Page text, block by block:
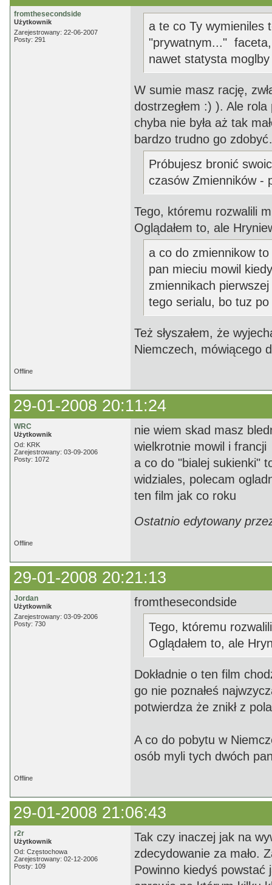
fromthesecondside
Użytkownik
Zarejestrowany: 22-06-2007
Posty: 291
a te co Ty wymieniles
"prywatnym..."
nawet statysta
W sumie masz rację,
dostrzegłem :) ). Ale rola
chyba nie była aż tak
bardzo trudno go
Próbujesz bronić
czasów Zmienników -
Tego, któremu rozwalili
Oglądałem to, ale
a co do zmiennikow
pan mieciu mowil
zmiennikach
tego serialu, bo tuz
Też słyszałem, że
Niemczech, mówiącego
Offline
29-01-2008 20:11:24
WRC
Użytkownik
Od: KRK
Zarejestrowany: 03-09-2006
Posty: 1072
nie wiem skad masz
wielkrotnie mowil i francji
a co do "bialej sukienki"
widziales, polecam
ten film jak co roku
Ostatnio edytowany
Offline
29-01-2008 20:21:13
Jordan
Użytkownik
Zarejestrowany: 03-09-2006
Posty: 730
fromthesecondside
Tego, któremu
Oglądałem to, ale
Dokładnie o ten film
go nie poznałeś
potwierdza że znikł z
A co do pobytu w
osób myli tych dwóch
Offline
29-01-2008 21:06:43
r2r
Użytkownik
Od: Częstochowa
Zarejestrowany: 02-12-2006
Posty: 109
Tak czy inaczej jak na
zdecydowanie za mało.
Powinno kiedyś powstać